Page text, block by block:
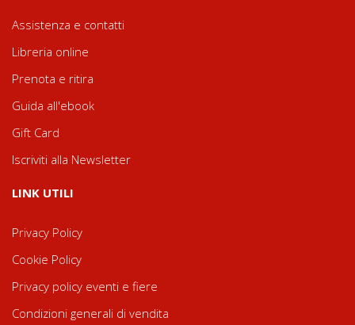
Assistenza e contatti
Libreria online
Prenota e ritira
Guida all'ebook
Gift Card
Iscriviti alla Newsletter
LINK UTILI
Privacy Policy
Cookie Policy
Privacy policy eventi e fiere
Condizioni generali di vendita